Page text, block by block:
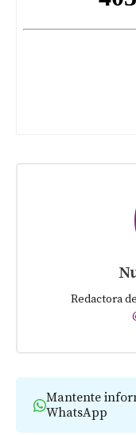
Redactora
Mantente
WhatsApp